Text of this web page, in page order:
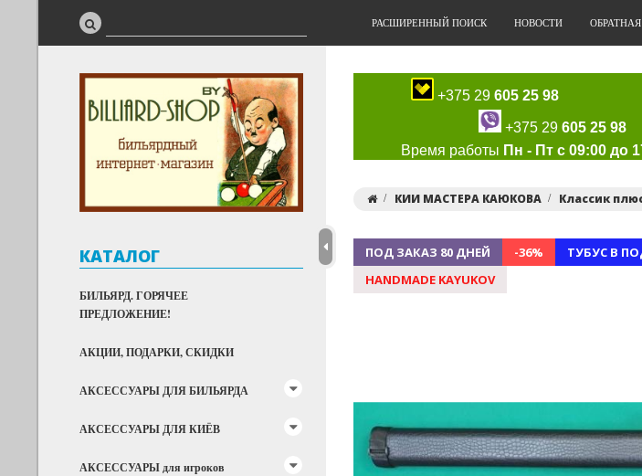
РАСШИРЕННЫЙ ПОИСК НОВОСТИ ОБРАТНАЯ
КАТАЛОГ
БИЛЬЯРД. ГОРЯЧЕЕ
ПРЕДЛОЖЕНИЕ!
АКЦИИ, ПОДАРКИ, СКИДКИ
АКСЕССУАРЫ ДЛЯ БИЛЬЯРДА
АКСЕССУАРЫ ДЛЯ КИЁВ
АКСЕССУАРЫ для игроков
+375 29 605 25 98
+375 29 605 25 98
Время работы Пн - Пт с 09:00 до
КИИ МАСТЕРА КАЮКОВА Классик
ПОД ЗАКАЗ 80 ДНЕЙ -36% ТУБУС В
HANDMADE KAYUKOV